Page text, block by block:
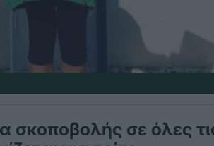
σκοποβολής σε όλες